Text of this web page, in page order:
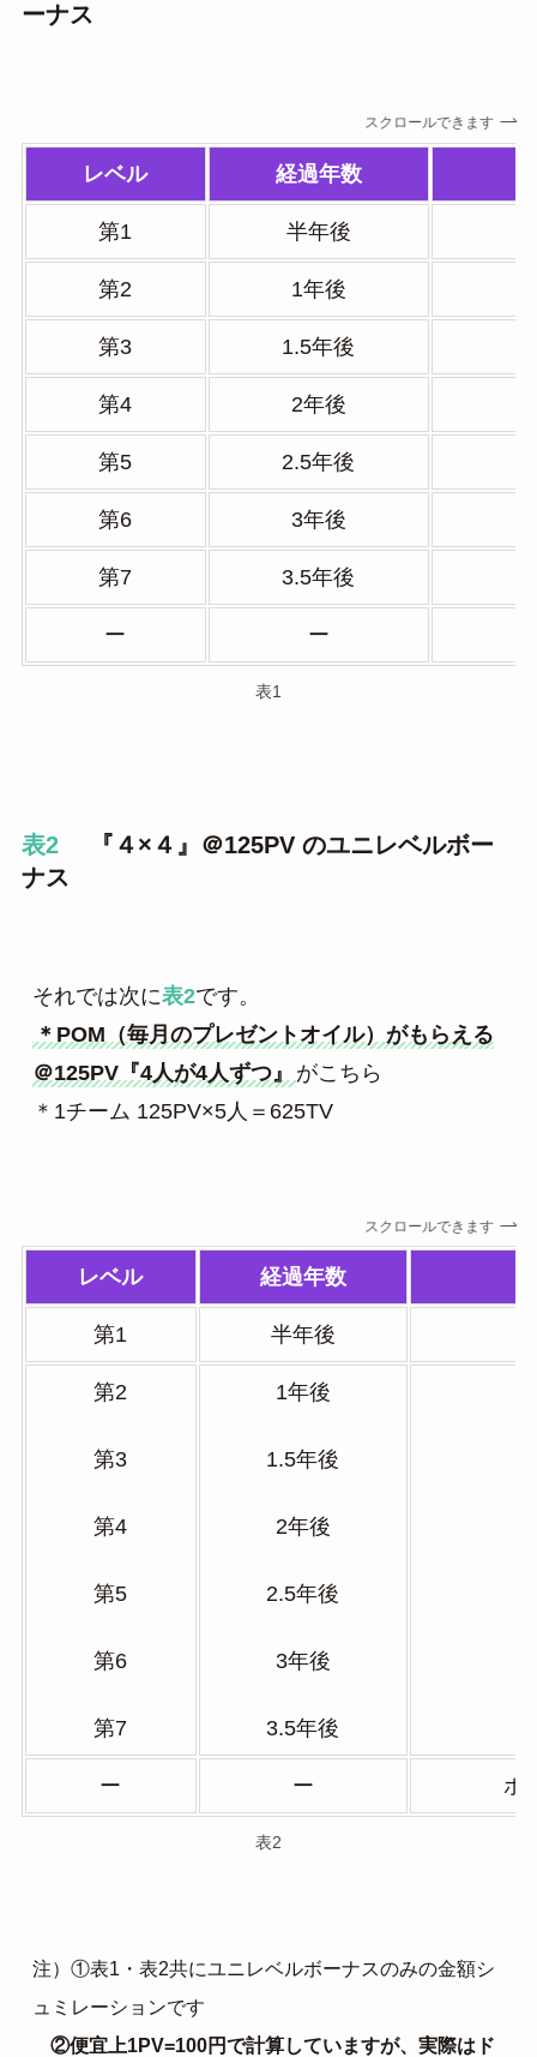
ーナス
スクロールできます
レベル 経過年数
第1 半年後
第2 1年後
第3 1.5年後
第4 2年後
第5 2.5年後
第6 3年後
第7 3.5年後
ー ー
表1
表2
『４×４』＠125PV のユニレベルボー
ナス
それでは次に表2
＊POM（毎月のプレゼントオイル）がもらえる
＠125PV『4人が4人ずつ』
がこちら
＊1チーム 125PV×5人＝625TV
スクロールできます
レベル 経過年数
第1 半年後
第2
第3
第4
第5
第6
第7
1年後
1.5年後
2年後
2.5年後
3年後
3.5年後
ー ー ボ
表2
注）①表1・表2共にユニレベルボーナスのみの金額シ
ュミレーションです
②便宜上1PV=100円で計算していますが、実際はド